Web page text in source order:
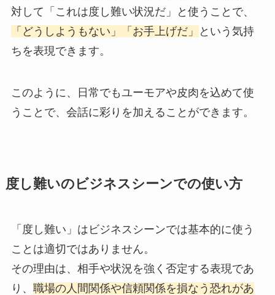
対して「これは度し難い状況だ」と使うことで、
「どうしようもない」「お手上げだ」
という気持
ちを表現できます。
このように、日常でもユーモアや皮肉を込めて使
うことで、会話に彩りを加えることができます。
度し難いのビジネスシーンでの使い方
「度し難い」はビジネスシーンでは基本的に使う
ことは適切ではありません。
その理由は、相手や状況を強く否定する表現であ
り、 職場の人間関係や信頼関係を損なう恐れがあ